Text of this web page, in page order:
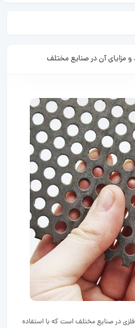
و مزایای آن در صنایع مختلف
در صنایع مختلف است که با استفاده